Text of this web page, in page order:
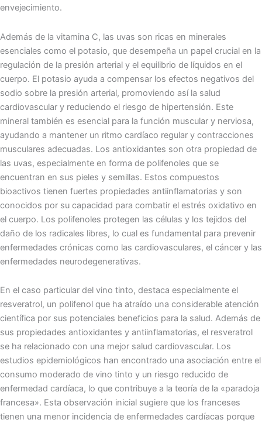
envejecimiento.
Además de la vitamina C, las uvas son ricas en minerales
esenciales como el potasio, que desempeña un papel crucial en la
regulación de la presión arterial y el equilibrio de líquidos en el
cuerpo. El potasio ayuda a compensar los efectos negativos del
sodio sobre la presión arterial, promoviendo así la salud
cardiovascular y reduciendo el riesgo de hipertensión. Este
mineral también es esencial para la función muscular y nerviosa,
ayudando a mantener un ritmo cardíaco regular y contracciones
musculares adecuadas. Los antioxidantes son otra propiedad de
las uvas, especialmente en forma de polifenoles que se
encuentran en sus pieles y semillas. Estos compuestos
bioactivos tienen fuertes propiedades antiinflamatorias y son
conocidos por su capacidad para combatir el estrés oxidativo en
el cuerpo. Los polifenoles protegen las células y los tejidos del
daño de los radicales libres, lo cual es fundamental para prevenir
enfermedades crónicas como las cardiovasculares, el cáncer y las
enfermedades neurodegenerativas.
En el caso particular del vino tinto, destaca especialmente el
resveratrol, un polifenol que ha atraído una considerable atención
científica por sus potenciales beneficios para la salud. Además de
sus propiedades antioxidantes y antiinflamatorias, el resveratrol
se ha relacionado con una mejor salud cardiovascular. Los
estudios epidemiológicos han encontrado una asociación entre el
consumo moderado de vino tinto y un riesgo reducido de
enfermedad cardíaca, lo que contribuye a la teoría de la «paradoja
francesa». Esta observación inicial sugiere que los franceses
tienen una menor incidencia de enfermedades cardíacas porque